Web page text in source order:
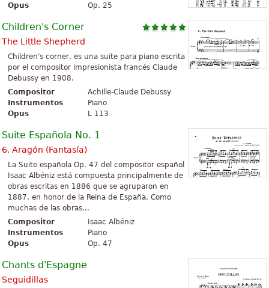
Opus
Op. 25
Children's Corner
The Little Shepherd
Children's corner, es una suite para piano escrita
por el compositor impresionista francés Claude
Debussy en 1908.
Compositor
Achille-Claude Debussy
Instrumentos
Piano
Opus
L 113
Suite Española No. 1
6. Aragón (Fantasía)
La Suite española Op. 47 del compositor español
Isaac Albéniz está compuesta principalmente de
obras escritas en 1886 que se agruparon en
1887, en honor de la Reina de España. Como
muchas de las obras...
Compositor
Isaac Albéniz
Instrumentos
Piano
Opus
Op. 47
Chants d'Espagne
Seguidillas